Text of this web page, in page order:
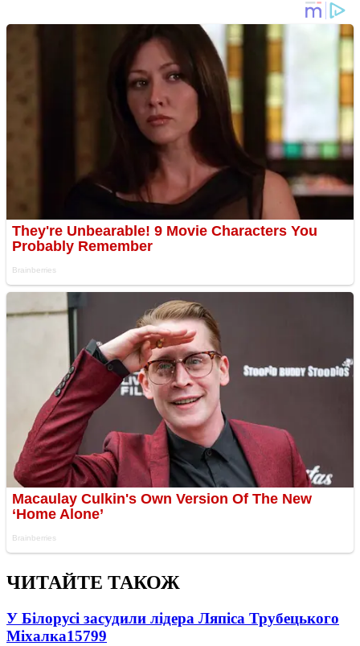
ЧИТАЙТЕ ТАКОЖ
У Білорусі засудили лідера Ляпіса Трубецького
Міхалка15799